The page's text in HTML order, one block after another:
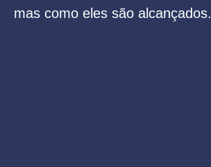
mas como eles são alcançados.